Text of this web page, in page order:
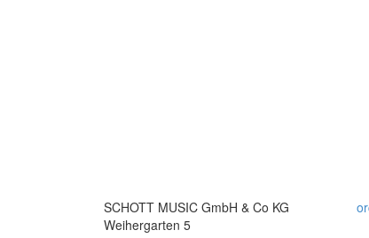
SCHOTT MUSIC GmbH & Co KG
Weihergarten 5